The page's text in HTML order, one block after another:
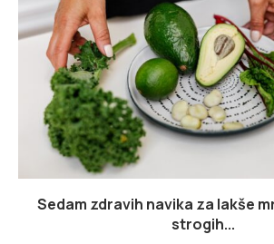
Sedam zdravih navika za lakše
strogih...